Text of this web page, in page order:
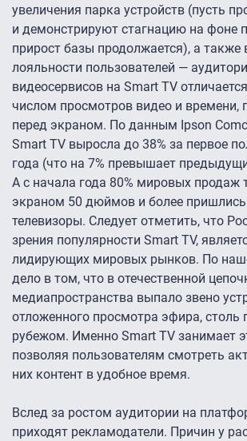
увеличения парка устройств (пусть
и демонстрируют стагнацию на фоне
прирост базы продолжается), а также
лояльности пользователей —
видеосервисов на Smart TV
числом просмотров видео и времени,
перед экраном. По данным Ipson
Smart TV выросла до 38% за первое
года (что на 7% превышает
А с начала года 80% мировых продаж
экраном 50 дюймов и более
телевизоры. Следует отметить, что
зрения популярности Smart TV,
лидирующих мировых рынков. По
дело в том, что в отечественной
медиапространства выпало звено
отложенного просмотра эфира, столь
рубежом. Именно Smart TV занимает
позволяя пользователям смотреть
них контент в удобное время.
Вслед за ростом аудитории на
приходят рекламодатели. Причин у